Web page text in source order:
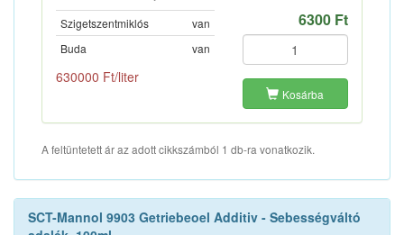
Szigetszentmiklós
van
Buda
van
630000 Ft/liter
6300 Ft
Kosárba
A feltüntetett ár az adott cikkszámból 1 db-ra vonatkozik.
SCT-Mannol 9903 Getriebeoel Additiv - Sebességváltó